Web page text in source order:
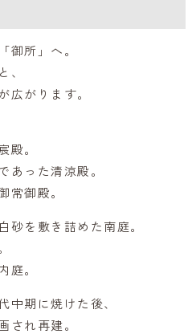
御所」へ。
、
広がります。
殿。
あった清涼殿。
常御殿。
砂を敷き詰めた南庭。
庭。
中期に焼けた後、
され再建。